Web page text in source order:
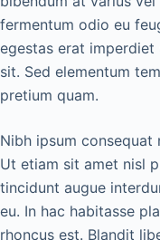
fermentum odio eu
egestas erat imperdiet
sit. Sed elementum
pretium quam.
Nibh ipsum consequat
Ut etiam sit amet nisl
tincidunt augue
eu. In hac habitasse
rhoncus est. Blandit